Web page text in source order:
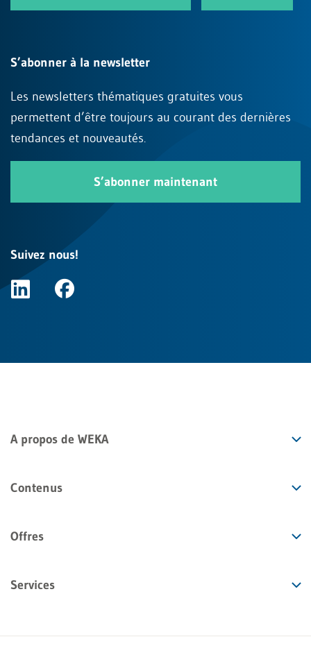
S’abonner à la newsletter
Les newsletters thématiques gratuites vous
permettent d’être toujours au courant des dernières
tendances et nouveautés.
S’abonner maintenant
Suivez nous!
A propos de WEKA
Contenus
Offres
Services